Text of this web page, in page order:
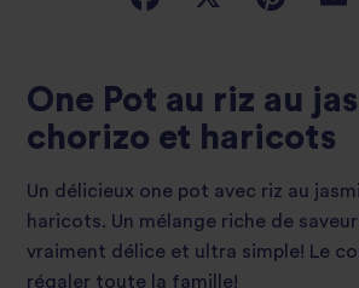
One Pot au riz au
chorizo et haricots
Un délicieux one pot avec riz au
haricots. Un mélange riche de
vraiment délice et ultra simple! Le
régaler toute la famille!